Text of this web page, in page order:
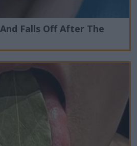
Falls Off After The